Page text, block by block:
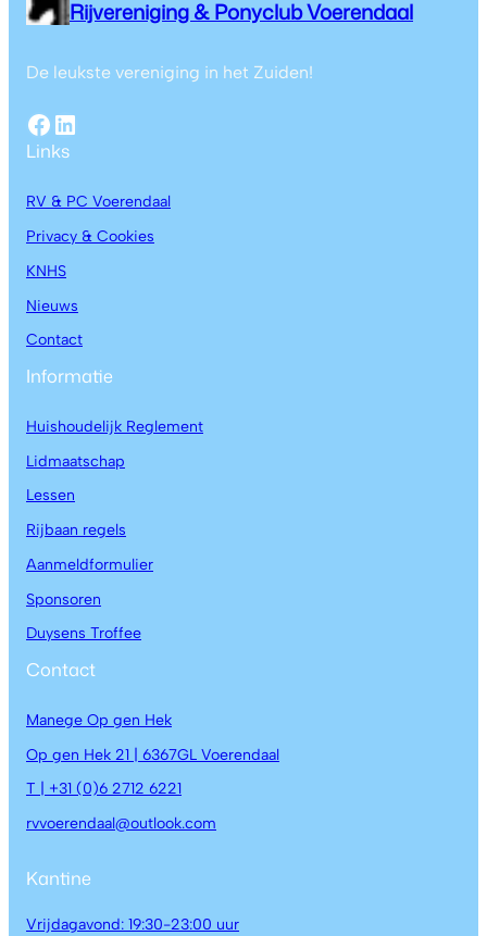
Rijvereniging & Ponyclub Voerendaal
De leukste vereniging in het Zuiden!
Links
RV & PC Voerendaal
Privacy & Cookies
KNHS
Nieuws
Contact
Informatie
Huishoudelijk Reglement
Lidmaatschap
Lessen
Rijbaan regels
Aanmeldformulier
Sponsoren
Duysens Troffee
Contact
Manege Op gen Hek
Op gen Hek 21 | 6367GL Voerendaal
T | +31 (0)6 2712 6221
rvvoerendaal@outlook.com
Kantine
Vrijdagavond: 19:30-23:00 uur